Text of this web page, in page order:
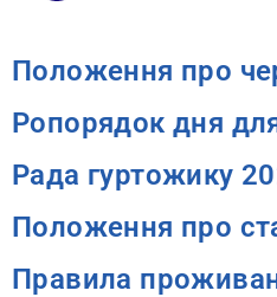
Положення про
Ропорядок дня
Рада гуртожику
Положення про
Правила